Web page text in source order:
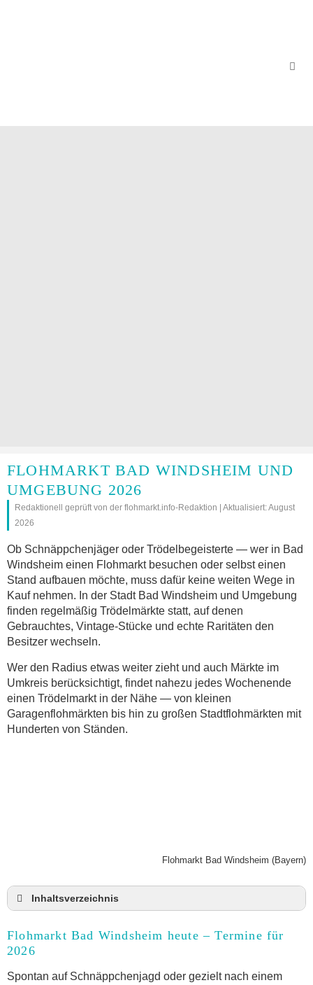
FLOHMARKT BAD WINDSHEIM UND
UMGEBUNG 2026
Redaktionell geprüft von der flohmarkt.info-Redaktion | Aktualisiert: August
2026
Ob Schnäppchenjäger oder Trödelbegeisterte — wer in Bad
Windsheim einen Flohmarkt besuchen oder selbst einen
Stand aufbauen möchte, muss dafür keine weiten Wege in
Kauf nehmen. In der Stadt Bad Windsheim und Umgebung
finden regelmäßig Trödelmärkte statt, auf denen
Gebrauchtes, Vintage-Stücke und echte Raritäten den
Besitzer wechseln.
Wer den Radius etwas weiter zieht und auch Märkte im
Umkreis berücksichtigt, findet nahezu jedes Wochenende
einen Trödelmarkt in der Nähe — von kleinen
Garagenflohmärkten bis hin zu großen Stadtflohmärkten mit
Hunderten von Ständen.
Flohmarkt Bad Windsheim (Bayern)
Inhaltsverzeichnis
2026
Online-Flohmarkt Bad Windsheim
Flohmarkt Bad Windsheim heute – Termine für
2026
Spontan auf Schnäppchenjagd oder gezielt nach einem